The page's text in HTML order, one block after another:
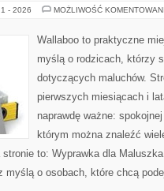
- 2026 MOŻLIWOŚĆ
Wallaboo to praktyczne
myślą o rodzicach, którzy
dotyczących maluchów.
pierwszych miesiącach i
naprawdę ważne:
którym można znaleźć
to: Wyprawka dla
myślą o osobach, które chcą